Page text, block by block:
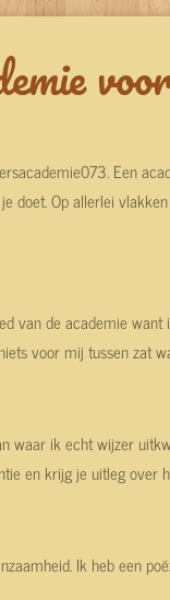
Een
doet. Op allerlei
van de academie
voor mij tussen zat
waar ik echt wijzer
en krijg je uitleg over
Ik heb een